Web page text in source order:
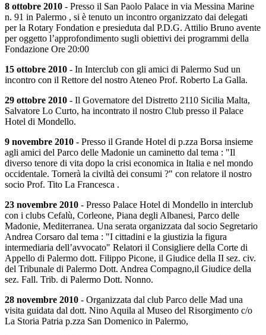
8 ottobre 2010 - Presso il San Paolo Palace in via Messina Marine
n. 91 in Palermo , si è tenuto un incontro organizzato dai delegati
per la Rotary Fondation e presieduta dal P.D.G. Attilio Bruno avente
per oggetto l’approfondimento sugli obiettivi dei programmi della
Fondazione Ore 20:00
15 ottobre 2010 - In Interclub con gli amici di Palermo Sud un
incontro con il Rettore del nostro Ateneo Prof. Roberto La Galla.
29 ottobre 2010 - Il Governatore del Distretto 2110 Sicilia Malta,
Salvatore Lo Curto, ha incontrato il nostro Club presso il Palace
Hotel di Mondello.
9 novembre 2010 - Presso il Grande Hotel di p.zza Borsa insieme
agli amici del Parco delle Madonie un caminetto dal tema : "Il
diverso tenore di vita dopo la crisi economica in Italia e nel mondo
occidentale. Tornerà la civiltà dei consumi ?" con relatore il nostro
socio Prof. Tito La Francesca .
23 novembre 2010 - Presso Palace Hotel di Mondello in interclub
con i clubs Cefalù, Corleone, Piana degli Albanesi, Parco delle
Madonie, Mediterranea. Una serata organizzata dal socio Segretario
Andrea Corsaro dal tema : "I cittadini e la giustizia la figura
intermediaria dell’avvocato" Relatori il Consigliere della Corte di
Appello di Palermo dott. Filippo Picone, il Giudice della II sez. civ.
del Tribunale di Palermo Dott. Andrea Compagno,il Giudice della
sez. Fall. Trib. di Palermo Dott. Nonno.
28 novembre 2010 - Organizzata dal club Parco delle Mad una
visita guidata dal dott. Nino Aquila al Museo del Risorgimento c/o
La Storia Patria p.zza San Domenico in Palermo,